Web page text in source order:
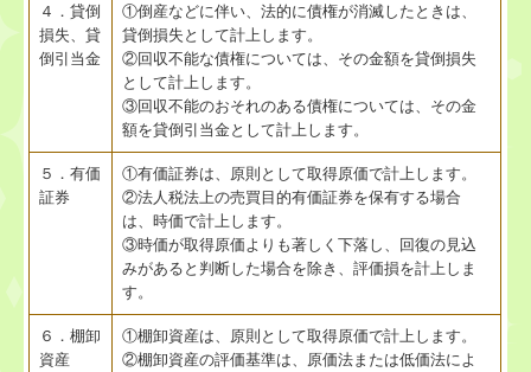
戦略給与情報システム
個人情報保護法
４．貸倒
損失、貸
倒引当金
①倒産などに伴い、法的に債権が消滅したときは、
貸倒損失として計上します。
②回収不能な債権については、その金額を貸倒損失
として計上します。
③回収不能のおそれのある債権については、その金
額を貸倒引当金として計上します。
５．有価
証券
①有価証券は、原則として取得原価で計上します。
②法人税法上の売買目的有価証券を保有する場合
は、時価で計上します。
③時価が取得原価よりも著しく下落し、回復の見込
みがあると判断した場合を除き、評価損を計上しま
す。
６．棚卸
資産
①棚卸資産は、原則として取得原価で計上します。
②棚卸資産の評価基準は、原価法または低価法によ